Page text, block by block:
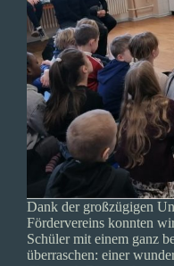
Dank der großzügigen
Fördervereins konnten
Schüler mit einem ganz
überraschen: einer